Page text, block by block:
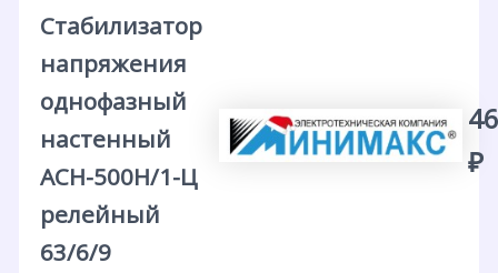
Стабилизатор
напряжения
однофазный
настенный
АСН-500Н/1-Ц
релейный
63/6/9
₽